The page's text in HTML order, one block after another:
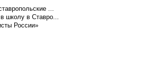
...
школу в Ставро...
России»